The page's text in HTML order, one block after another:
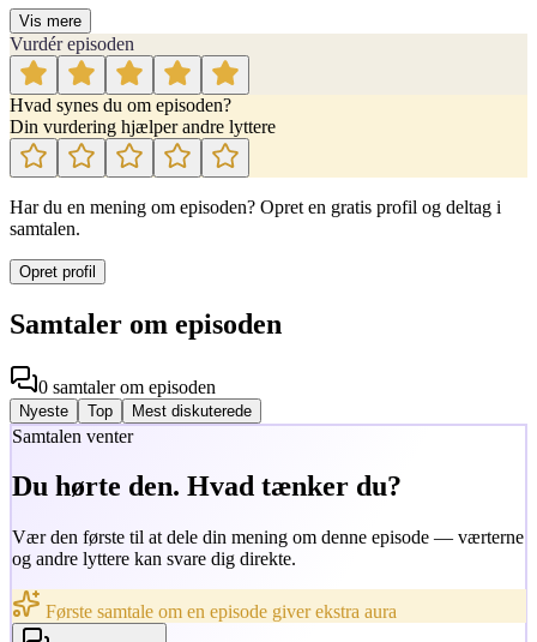
Vis mere
Vurdér episoden
Hvad synes du om episoden?
Din vurdering hjælper andre lyttere
Har du en mening om episoden? Opret en gratis profil og deltag i
samtalen.
Opret profil
Samtaler om episoden
0 samtalerom episoden
Nyeste Top Mest diskuterede
Samtalen venter
Du hørte den. Hvad tænker du?
Vær den første til at dele din mening om denne episode — værterne
og andre lyttere kan svare dig direkte.
Første samtale om en episode giver ekstra aura